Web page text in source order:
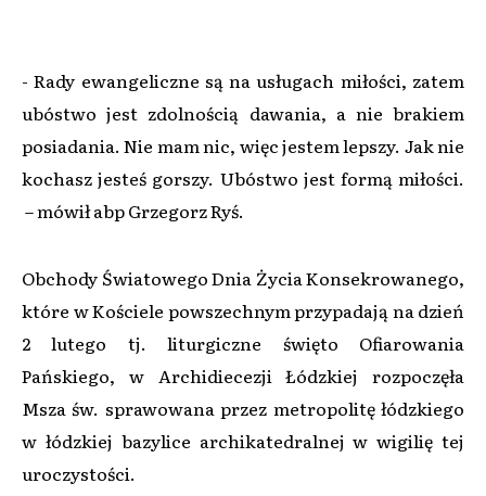
- Rady ewangeliczne są na usługach miłości, zatem
ubóstwo jest zdolnością dawania, a nie brakiem
posiadania. Nie mam nic, więc jestem lepszy. Jak nie
kochasz jesteś gorszy. Ubóstwo jest formą miłości.
– mówił abp Grzegorz Ryś.
Obchody Światowego Dnia Życia Konsekrowanego,
które w Kościele powszechnym przypadają na dzień
2 lutego tj. liturgiczne święto Ofiarowania
Pańskiego, w Archidiecezji Łódzkiej rozpoczęła
Msza św. sprawowana przez metropolitę łódzkiego
w łódzkiej bazylice archikatedralnej w wigilię tej
uroczystości.